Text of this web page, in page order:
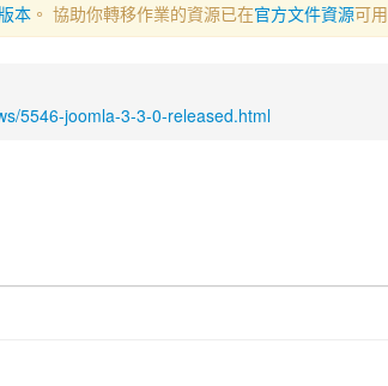
本 。 協助你轉移作業的資源已在官方文件資源可用
5546-joomla-3-3-0-released.html